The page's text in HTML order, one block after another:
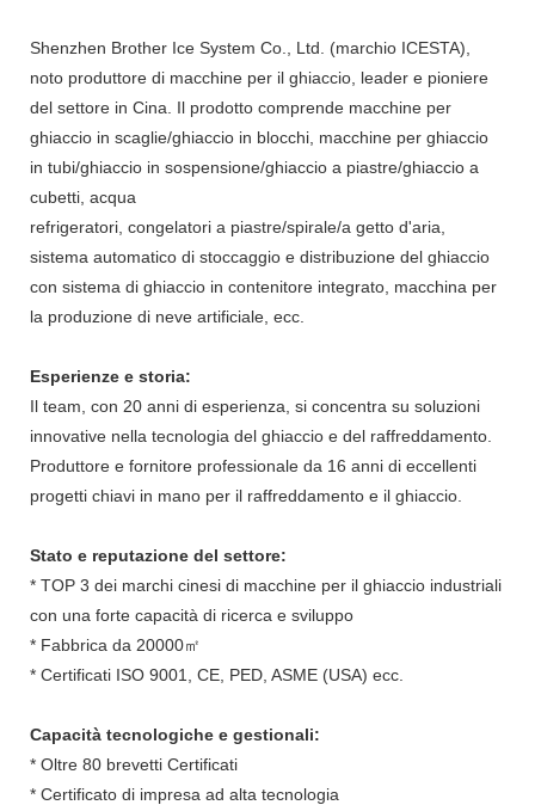
Shenzhen Brother Ice System Co., Ltd. (marchio ICESTA),
noto produttore di macchine per il ghiaccio, leader e pioniere
del settore in Cina. Il prodotto comprende macchine per
ghiaccio in scaglie/ghiaccio in blocchi, macchine per ghiaccio
in tubi/ghiaccio in sospensione/ghiaccio a piastre/ghiaccio a
cubetti, acqua
refrigeratori, congelatori a piastre/spirale/a getto d'aria,
sistema automatico di stoccaggio e distribuzione del ghiaccio
con sistema di ghiaccio in contenitore integrato, macchina per
la produzione di neve artificiale, ecc.
Esperienze e storia:
Il team, con 20 anni di esperienza, si concentra su soluzioni
innovative nella tecnologia del ghiaccio e del raffreddamento.
Produttore e fornitore professionale da 16 anni di eccellenti
progetti chiavi in ​​mano per il raffreddamento e il ghiaccio.
Stato e reputazione del settore:
* TOP 3 dei marchi cinesi di macchine per il ghiaccio industriali
con una forte capacità di ricerca e sviluppo
* Fabbrica da 20000㎡
* Certificati ISO 9001, CE, PED, ASME (USA) ecc.
Capacità tecnologiche e gestionali:
* Oltre 80 brevetti Certificati
* Certificato di impresa ad alta tecnologia